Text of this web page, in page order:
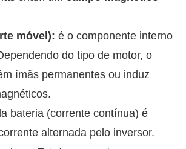
móvel): é o componente interno
do tipo de motor, o
ímãs permanentes ou induz
bateria (corrente contínua) é
alternada pelo inversor.